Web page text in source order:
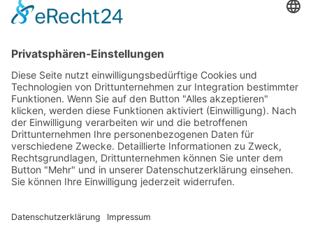
teilen
+49 6525 934433 E-Mail: info@evital-irrel.de
COOKIE-EINSTELLUNGEN